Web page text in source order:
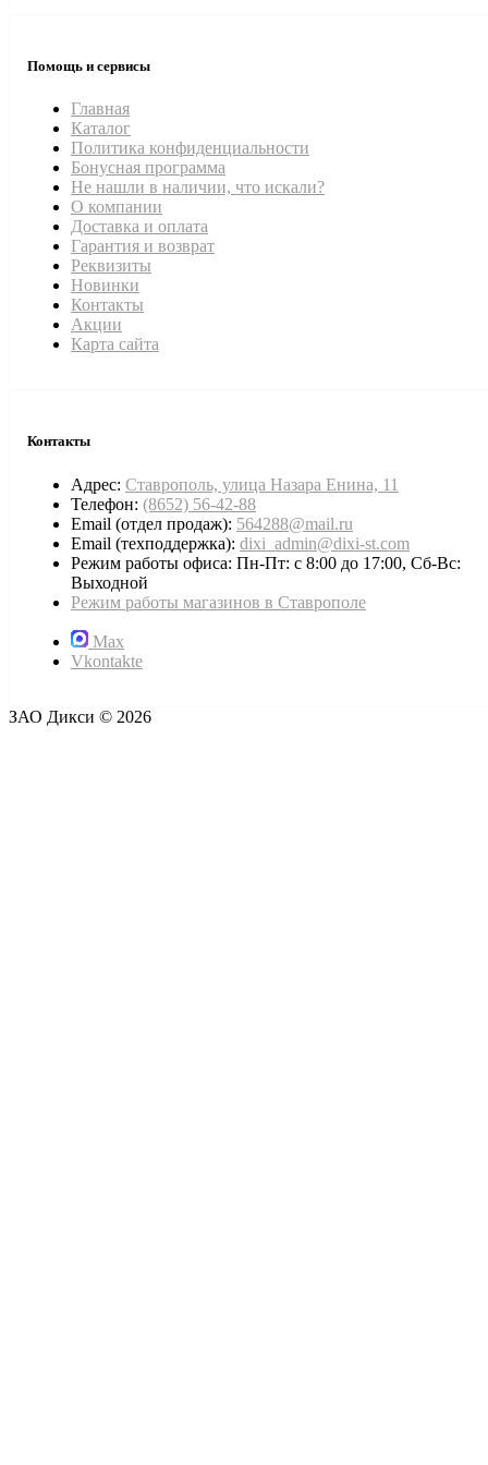
Помощь и сервисы
Главная
Каталог
Политика конфиденциальности
Бонусная программа
Не нашли в наличии, что искали?
О компании
Доставка и оплата
Гарантия и возврат
Реквизиты
Новинки
Контакты
Акции
Карта сайта
Контакты
Адрес: Ставрополь, улица Назара Енина, 11
Телефон: (8652) 56-42-88
Email (отдел продаж): 564288@mail.ru
Email (техподдержка): dixi_admin@dixi-st.com
Режим работы офиса: Пн-Пт: с 8:00 до 17:00, Сб-Вс:
Выходной
Режим работы магазинов в Ставрополе
Max
Vkontakte
ЗАО Дикси © 2026